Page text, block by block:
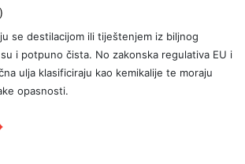
se destilacijom ili tiještenjem iz biljnog
i potpuno čista. No zakonska regulativa EU i
ulja klasificiraju kao kemikalije te moraju
opasnosti.